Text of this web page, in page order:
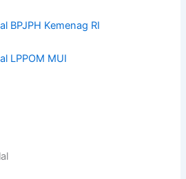
BPJPH Kemenag RI
LPPOM MUI